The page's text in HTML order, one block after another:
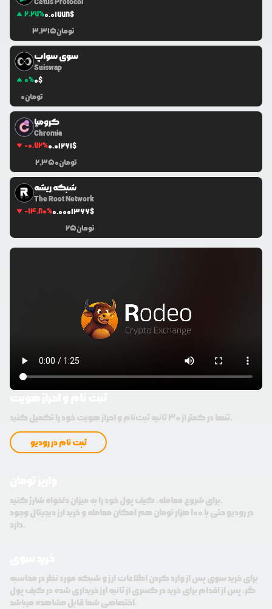
2.27%0.01778$
3,315تومان
سوی سواپ
Suiswap
0%0$
0تومان
کرومیا
Chromia
-0.72%0.01261$
2,350تومان
شبکه ریشه
The Root Network
-14.80%0.0001366$
25تومان
تنها در کمتر از 30 ثانیه ثبت‌نام و احراز هویت خود را تکمیل کنید.
ثبت نام در رودیو
برای شروع معامله، کیف پول خود را به میزان دلخواه شارژ کنید.
در رودیو حتی با 100 هزار تومان هم امکان معامله و خرید ارز دیجیتال وجود
دارد.
برای خرید سوی پس از وارد کردن اطلاعات ارز و شبکه مورد نظر در محاسبه
گر، پس از اقدام برای خرید در کسری از ثانیه ارز خریداری شده در کیف پول
اختصاصی شما قابل مشاهده میباشد.